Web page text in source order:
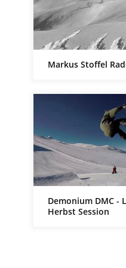
Markus Stoffel
Demonium DMC -
Herbst Session